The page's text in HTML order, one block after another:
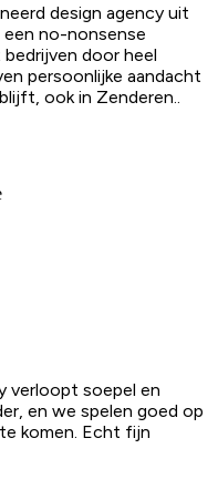
design agency uit
een no-nonsense
door heel
persoonlijke aandacht
ook in Zenderen
verloopt soepel en
en we spelen goed op
komen. Echt fijn